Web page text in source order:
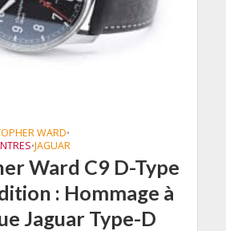
WARD•
•JAGUAR
Ward C9 D-Type
: Hommage à
Jaguar Type-D